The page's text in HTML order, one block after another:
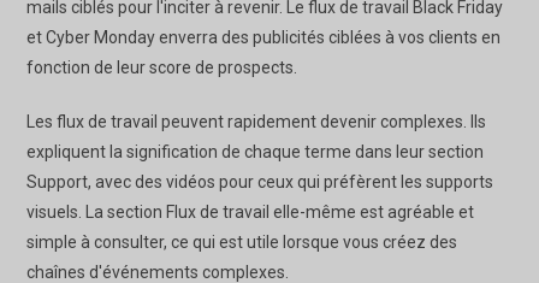
mails ciblés pour l'inciter à revenir. Le flux de travail Black Friday
et Cyber Monday enverra des publicités ciblées à vos clients en
fonction de leur score de prospects.
Les flux de travail peuvent rapidement devenir complexes. Ils
expliquent la signification de chaque terme dans leur section
Support, avec des vidéos pour ceux qui préfèrent les supports
visuels. La section Flux de travail elle-même est agréable et
simple à consulter, ce qui est utile lorsque vous créez des
chaînes d'événements complexes.